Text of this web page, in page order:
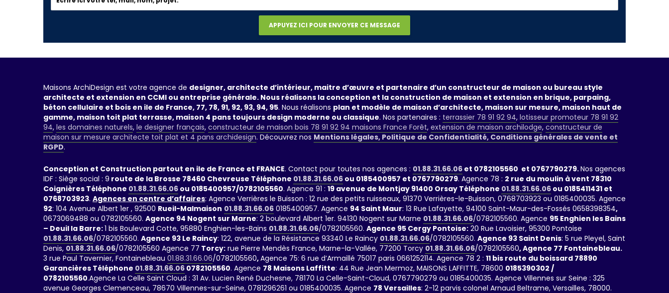
Maisons ArchiDesign est votre agence de designer, architecte d’intérieur, maitre d’œuvre et partenaire d’un constructeur de maison ou bureau style
architecte et extension en CCMI ou entreprise générale. Nous réalisons la conception et la construction de maison et extension en brique, parpaing,
béton cellulaire et bois en ile de France, 77, 78, 91, 92, 93, 94, 95. Nous réalisons plan et modèle de maison d’architecte, maison sur mesure, maison haut de
gamme, maison toit plat terrasse, maison 4 pans toujours design moderne ou classique. Nos partenaires : terrassier 78 91 92 94, lotisseur promoteur 78 91 92
94, les domaines naturels, le designer français, constructeur de maison bois 78 91 92 94 maisons France Forêt, extension de maison archilodge, constructeur de
maison sur mesure architecte toit plat et 4 pans archidesign. Découvrez nos Mentions légales, Politique de Confidentialité, Conditions générales de vente et
RGPD.
Conception et Construction partout en ile de France et FRANCE. Contact pour toutes nos agences : 01.88.31.66.06 et 0782105560 et 0767790279.Nos agences
IDF : Siège social : 9 route de la Brosse 78460 Chevreuse Téléphone 01.88.31.66.06 ou 0185400957 et 0767790279. Agence 78 : 2 rue du moulin à vent 78310
Coignières Téléphone 01.88.31.66.06 ou 0185400957/0782105560. Agence 91 : 19 avenue de Montjay 91400 Orsay Téléphone 01.88.31.66.06 ou 0185411431 et
0768703923. Agences en centre d’affaires: Agence Verrières le Buisson : 12 rue des petits ruisseaux, 91370 Verrières-le-Buisson, 0768703923 ou 0185400035. Agence
92: 104 Avenue Albert 1er , 92500 Rueil-Malmaison 01.88.31.66.06 0185400957. Agence 94 Saint Maur: 13 Rue Lafayette, 94100 Saint-Maur-des-Fossés 0658398354,
0673069488 ou 0782105560. Agence 94 Nogent sur Marne: 2 boulevard Albert 1er. 94130 Nogent sur Marne 01.88.31.66.06/0782105560. Agence 95 Enghien les Bains
– Deuil la Barre:1 bis Boulevard Cotte, 95880 Enghien-les-Bains 01.88.31.66.06/0782105560. Agence 95 Cergy Pontoise: 20 Rue Lavoisier, 95300 Pontoise
01.88.31.66.06/0782105560. Agence 93 Le Raincy: 122, avenue de la Résistance 93340 Le Raincy 01.88.31.66.06/0782105560. Agence 93 Saint Denis: 5 rue Pleyel, Saint
Denis, 01.88.31.66.06/0782105560 Agence 77 Torcy: rue Pierre Mendès France, Marne-la-Vallée, 77200 Torcy 01.88.31.66.06/0782105560, Agence 77 Fontainebleau.
3 rue Paul Tavernier, Fontainebleau 01.88.31.66.06/0782105560,Agence 75: 6 rue d’Armaillé 75017 paris 0661252114. Agence 78 2 : 11 bis route du boissard 78890
Garancières Téléphone 01.88.31.66.06 0782105560. Agence 78 Maisons Laffitte: 44 Rue Jean Mermoz, MAISONS LAFFITTE, 78600 0185390302 /
0782105560.Agence La Celle Saint Cloud : 31 Av. Lucien René Duchesne, 78170 La Celle-Saint-Cloud, 0767790279 ou 0185400035. Agence Villennes sur Seine : 325
avenue Georges Clemenceau, 78670 Villennes-sur-Seine, 0781296261 ou 0185400035. Agence 78 Versailles: 2-12 parvis colonel Arnaud Beltrame, Versailles, 78000.